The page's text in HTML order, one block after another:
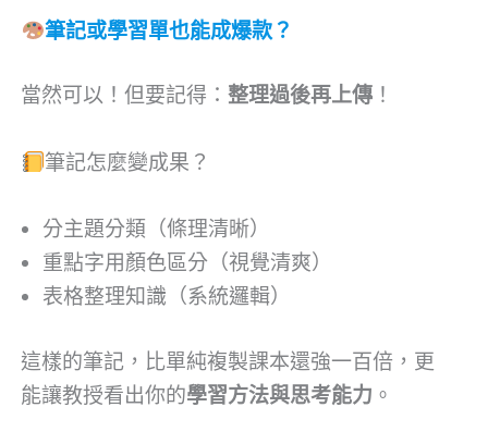
筆記或學習單也能成爆款？
當然可以！但要記得：整理過後再上傳 ！
筆記怎麼變成果？
分主題分類（條理清晰）
重點字用顏色區分（視覺清爽）
表格整理知識（系統邏輯）
這樣的筆記，比單純複製課本還強一百倍，更
能讓教授看出你的學習方法與思考能力 。